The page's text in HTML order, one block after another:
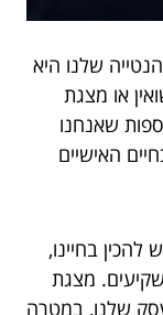
שלנו היא
או מצגת
שאנחנו
האישיים
בחיינו,
מצגת
שלנו, במטרה